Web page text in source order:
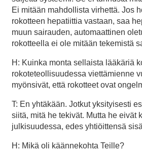
Ei mitään mahdollista virhettä. Jos
rokotteen hepatiittia vastaan, saa
muun sairauden, automaattinen
rokotteella ei ole mitään tekemistä
H: Kuinka monta sellaista lääkäriä
rokoteteollisuudessa viettämienne
myönsivät, että rokotteet ovat
T: En yhtäkään. Jotkut yksityisesti
siitä, mitä he tekivät. Mutta he eivät
julkisuudessa, edes yhtiöittensä
H: Mikä oli käännekohta Teille?